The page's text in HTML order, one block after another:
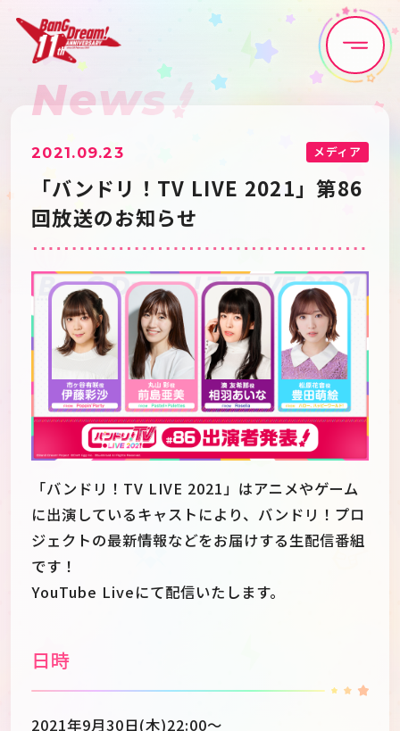
Home News
Live•Event Discography
Artist
Game Media
Schedule About
Goods
JPEN
News
2021.09.23 メディア
「バンドリ！TV LIVE 2021」第86
回放送のお知らせ
「バンドリ！TV LIVE 2021」はアニメやゲーム
に出演しているキャストにより、バンドリ！プロ
ジェクトの最新情報などをお届けする生配信番組
です！
YouTube Liveにて配信いたします。
日時
2021年9月30日(木)22:00～